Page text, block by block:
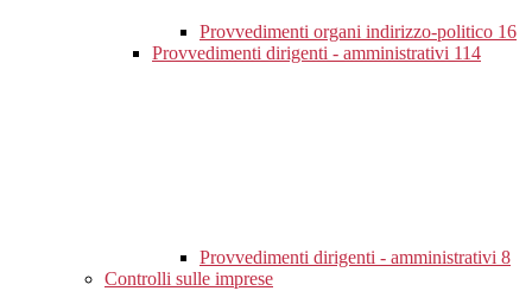
Provvedimenti organi indirizzo-politico 16
Provvedimenti dirigenti - amministrativi 114
Provvedimenti dirigenti - amministrativi 8
Controlli sulle imprese